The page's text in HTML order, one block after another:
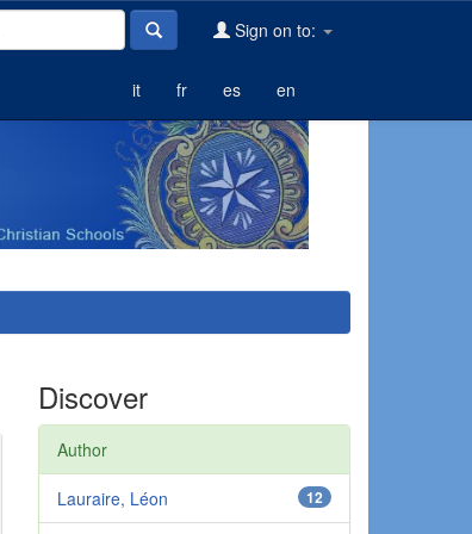
Sign on to:
it fr es en
Discover
Author
12
Lauraire, Léon